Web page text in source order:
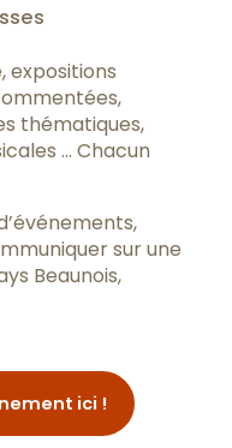
expositions
thématiques,
… Chacun
sur une
Beaunois,
ici !